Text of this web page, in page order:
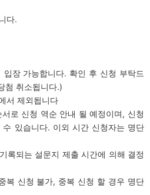
다.
장 가능합니다. 확인 후 신청 부탁드
첨 취소됩니다.)
서 제외됩니다
로 신청 역순 안내 될 예정이며, 신청
있습니다. 이외 시간 신청자는 명단
록되는 설문지 제출 시간에 의해 결정
복 신청 불가, 중복 신청 할 경우 명단